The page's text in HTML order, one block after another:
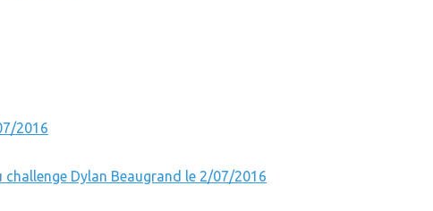
2016
Dylan Beaugrand le 2/07/2016